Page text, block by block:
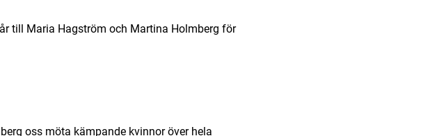
till Maria Hagström och Martina Holmberg för
oss möta kämpande kvinnor över hela